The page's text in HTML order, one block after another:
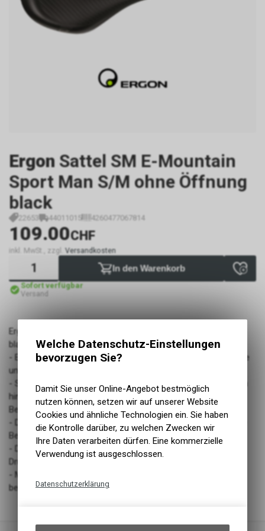
Ergon Sattel SM E-Mountain
Sport Man S/M ohne Öffnung
black
22653 44011015 4260477067814
109.00CHF
inkl. MwSt., zzgl. Versandkosten
In den Warenkorb
Sofort verfügbar
Versand
Ergon Sattel SM E-Mountain Sport Man S/M ohne Öffnung
black
- E-MTB Sattel, speziell angepasst an die männliche Anatomie
und die Anforderungen von E-Montainbiker
- Stark ansteigendes Heck für eine optimale Abstützung nach
hinten, für eine stabilere und kraftsparende Sitzposition beim
Bergauffahren
- Die V-Form bietet bis hin zu der gepolsterten Nase optimale
Bewegungsfreiheit, wichtig besonders für steile Anstiege
- Die angepasste Form ermöglicht eine bessere
Druckentlastung im Dammbereich
- Mehr Komfort dank OrthoCell Pads, die den Sitzdruck noch
besser verteilen
Welche Datenschutz-Einstellungen
bevorzugen Sie?
Damit Sie unser Online-Angebot bestmöglich
nutzen können, setzen wir auf unserer Website
Cookies und ähnliche Technologien ein. Sie haben
die Kontrolle darüber, zu welchen Zwecken wir
Ihre Daten verarbeiten dürfen. Eine kommerzielle
Verwendung ist ausgeschlossen.
Datenschutzerklärung